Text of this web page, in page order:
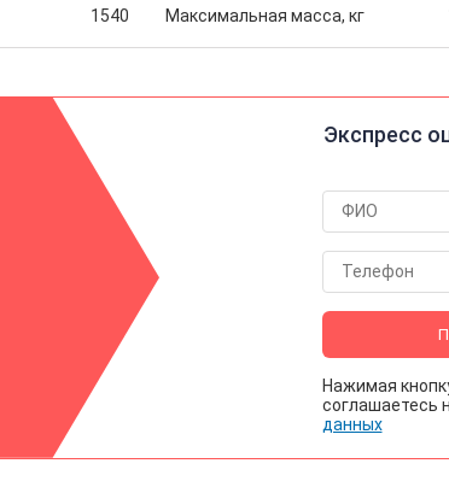
1540 Максимальная масса, кг
Экспресс
Нажимая
соглашаетесь
данных